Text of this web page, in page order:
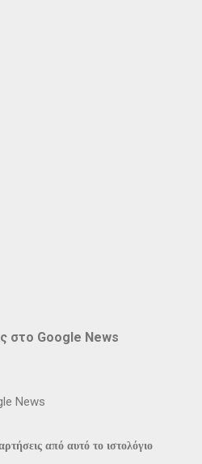
στο Google News
News
από αυτό το ιστολόγιο